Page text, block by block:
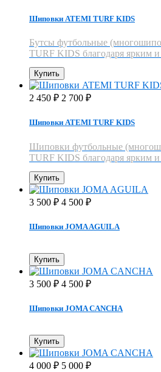
Шиповки ATEMI TURF KIDS
Бутсы футбольные
TURF KIDS благодаря ярким
Купить
2 450 ₽ 2 700 ₽
Шиповки ATEMI TURF KIDS
Шиповки футбольные
TURF KIDS благодаря ярким
Купить
3 500 ₽ 4 500 ₽
Шиповки JOMA AGUILA
Купить
3 500 ₽ 4 500 ₽
Шиповки JOMA CANCHA
Купить
4 000 ₽ 5 000 ₽